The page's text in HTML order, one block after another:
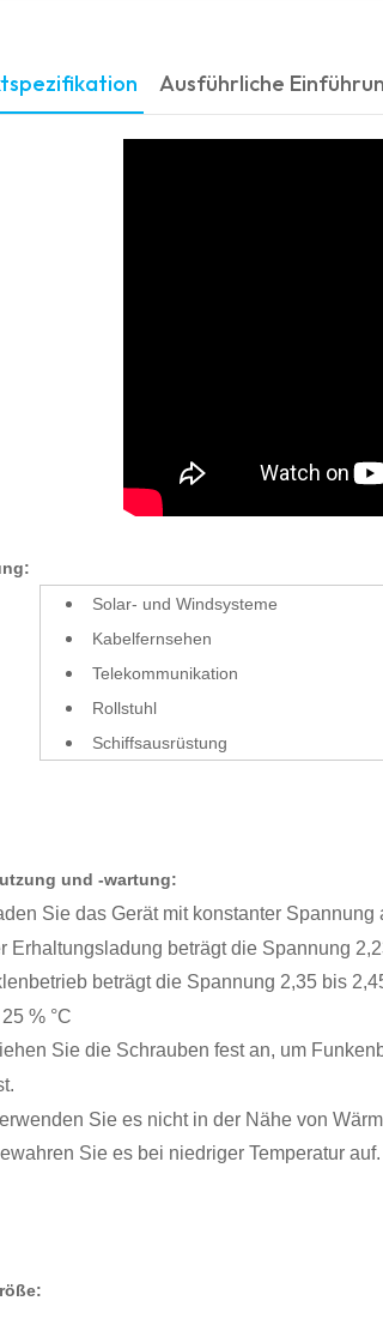
Ausführliche
Solar- und Windsysteme
Kabelfernsehen
Telekommunikation
Rollstuhl
Schiffsausrüstung
und -wartung:
Sie das Gerät mit konstanter Spannung
Erhaltungsladung beträgt die Spannung
beträgt die Spannung 2,35 bis
% °C
Sie die Schrauben fest an, um
Sie es nicht in der Nähe von
Sie es bei niedriger Temperatur